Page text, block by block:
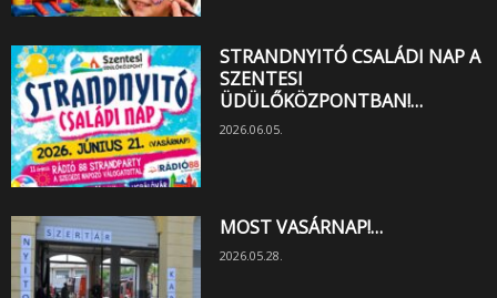
STRANDNYITÓ CSALÁDI NAP A
SZENTESI
ÜDÜLŐKÖZPONTBAN!…
2026.06.05.
MOST VASÁRNAP!…
2026.05.28.